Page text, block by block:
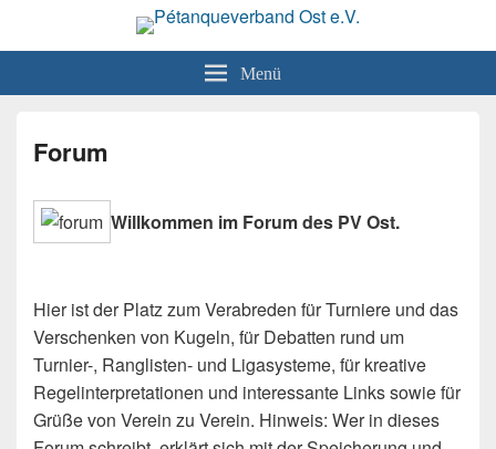
Pétanqueverband Ost e.V.
Menü
Forum
Willkommen im Forum des PV Ost.
Hier ist der Platz zum Verabreden für Turniere und das
Verschenken von Kugeln, für Debatten rund um
Turnier-, Ranglisten- und Ligasysteme, für kreative
Regelinterpretationen und interessante Links sowie für
Grüße von Verein zu Verein. Hinweis: Wer in dieses